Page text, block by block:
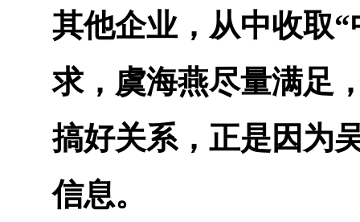
其他企业，从中收取
求，虞海燕尽量满足
搞好关系，正是因为
信息。